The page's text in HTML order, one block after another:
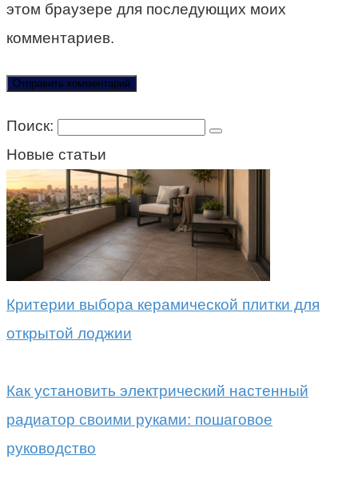
этом браузере для последующих моих
комментариев.
Поиск:
Новые статьи
Критерии выбора керамической плитки для
открытой лоджии
Как установить электрический настенный
радиатор своими руками: пошаговое
руководство